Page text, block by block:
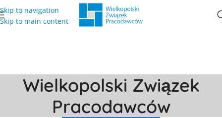
Skip to navigation
Skip to main content
Wielkopolski Związek
Pracodawców